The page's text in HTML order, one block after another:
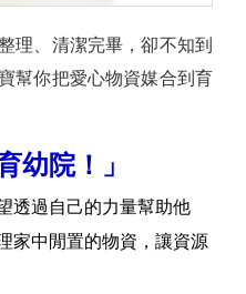
理、清潔完畢，卻不知到
幫你把愛心物資媒合到育
幼院！」
透過自己的力量幫助他
家中閒置的物資，讓資源